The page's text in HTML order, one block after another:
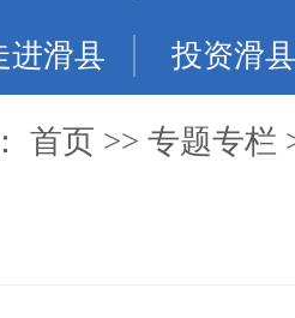
进滑县 投资滑县
首页 >> 专题专栏